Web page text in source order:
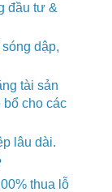
đầu tư &
dập,
tài sản
bổ cho các
lâu dài.
thua lỗ